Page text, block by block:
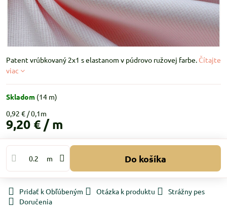
Patent vrúbkovaný 2x1 s elastanom v púdrovo ružovej farbe. Čítajte
viac
Skladom (14 m)
0,92 €
9,20 € / m
m Do košíka
Pridať k Obľúbeným Otázka k produktu
Strážny pes
Doručenia